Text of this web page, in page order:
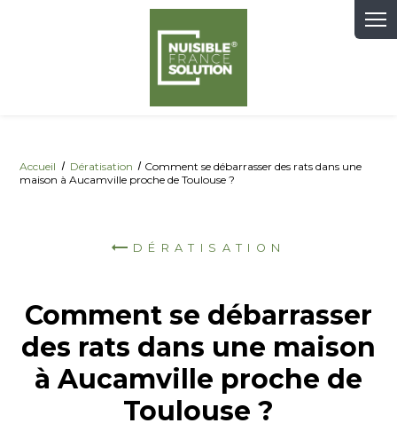
Accueil Dératisation
Comment se débarrasser des rats dans une
maison à Aucamville proche de Toulouse ?
DÉRATISATION
Comment se débarrasser
des rats dans une maison
à Aucamville proche de
Toulouse ?
Panneau de gestion des cookies